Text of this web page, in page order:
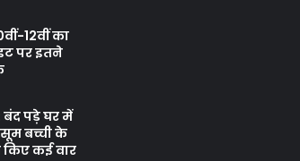
12वीं का
पर इतने
बंद पड़े घर में
बच्ची के
किए कई वार